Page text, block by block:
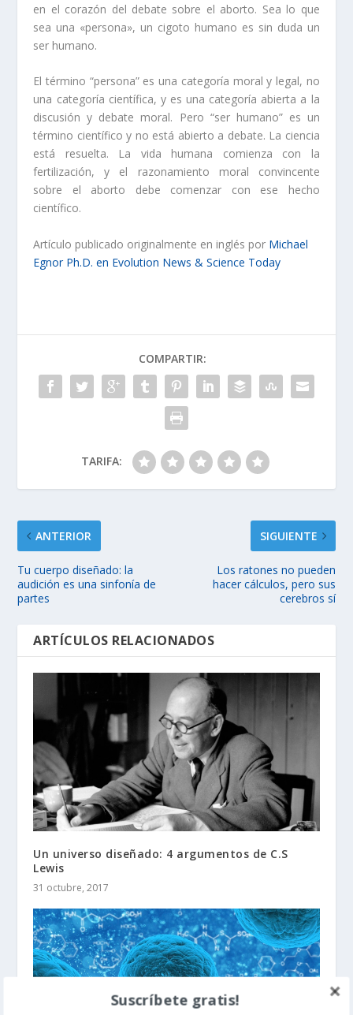
en el corazón del debate sobre el aborto. Sea lo que
sea una «persona», un cigoto humano es sin duda un
ser humano.
El término “persona” es una categoría moral y legal, no
una categoría científica, y es una categoría abierta a la
discusión y debate moral. Pero “ser humano” es un
término científico y no está abierto a debate. La ciencia
está resuelta. La vida humana comienza con la
fertilización, y el razonamiento moral convincente
sobre el aborto debe comenzar con ese hecho
científico.
Artículo publicado originalmente en inglés por Michael
Egnor Ph.D. en Evolution News & Science Today
COMPARTIR:
TARIFA:
ANTERIOR
Tu cuerpo diseñado: la
audición es una sinfonía de
partes
SIGUIENTE
Los ratones no pueden
hacer cálculos, pero sus
cerebros sí
ARTÍCULOS RELACIONADOS
Un universo diseñado: 4 argumentos de C.S
Lewis
31 octubre, 2017
Suscríbete gratis!